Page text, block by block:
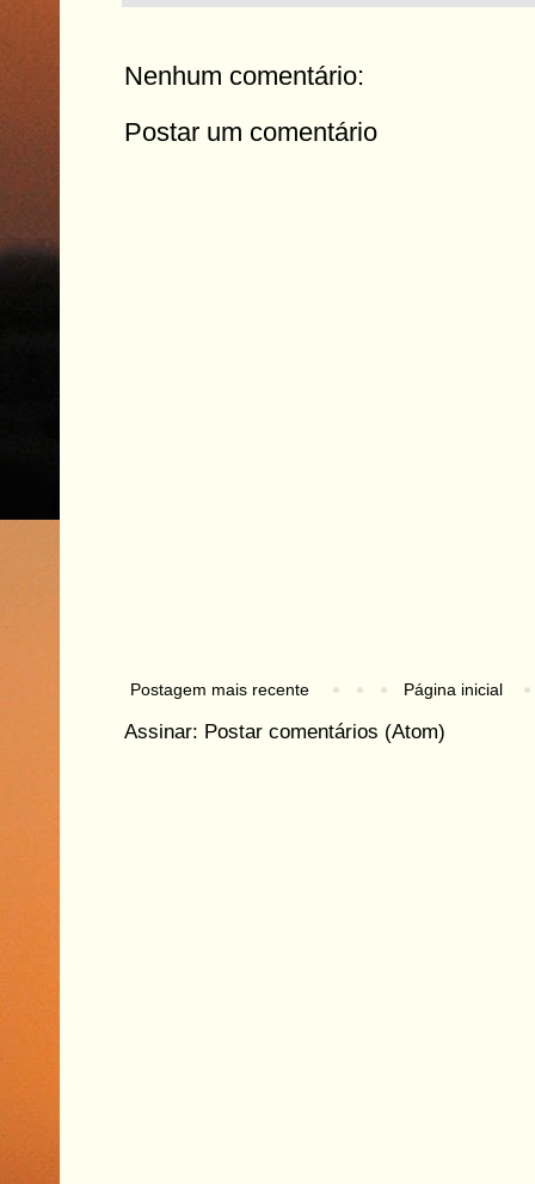
Nenhum comentário:
Postar um comentário
Postagem mais recente Página inicial
Assinar: Postar comentários (Atom)